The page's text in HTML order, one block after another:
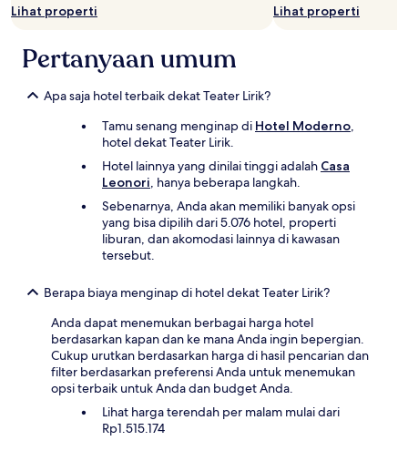
Lihat properti Lihat properti
Pertanyaan umum
Apa saja hotel terbaik dekat Teater Lirik?
Tamu senang menginap di Hotel Moderno,
hotel dekat Teater Lirik.
Hotel lainnya yang dinilai tinggi adalah Casa
Leonori, hanya beberapa langkah.
Sebenarnya, Anda akan memiliki banyak opsi
yang bisa dipilih dari 5.076 hotel, properti
liburan, dan akomodasi lainnya di kawasan
tersebut.
Berapa biaya menginap di hotel dekat Teater Lirik?
Anda dapat menemukan berbagai harga hotel
berdasarkan kapan dan ke mana Anda ingin bepergian.
Cukup urutkan berdasarkan harga di hasil pencarian dan
filter berdasarkan preferensi Anda untuk menemukan
opsi terbaik untuk Anda dan budget Anda.
Lihat harga terendah per malam mulai dari
Rp1.515.174